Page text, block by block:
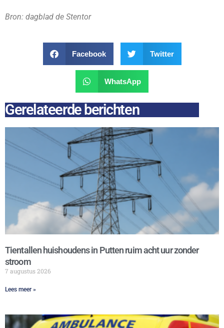
Bron: dagblad de Stentor
Facebook Twitter
WhatsApp
Gerelateerde berichten
Tientallen huishoudens in Putten ruim acht uur zonder
stroom
7 augustus 2026
Lees meer »